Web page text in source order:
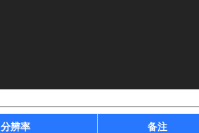
分辨率 备注